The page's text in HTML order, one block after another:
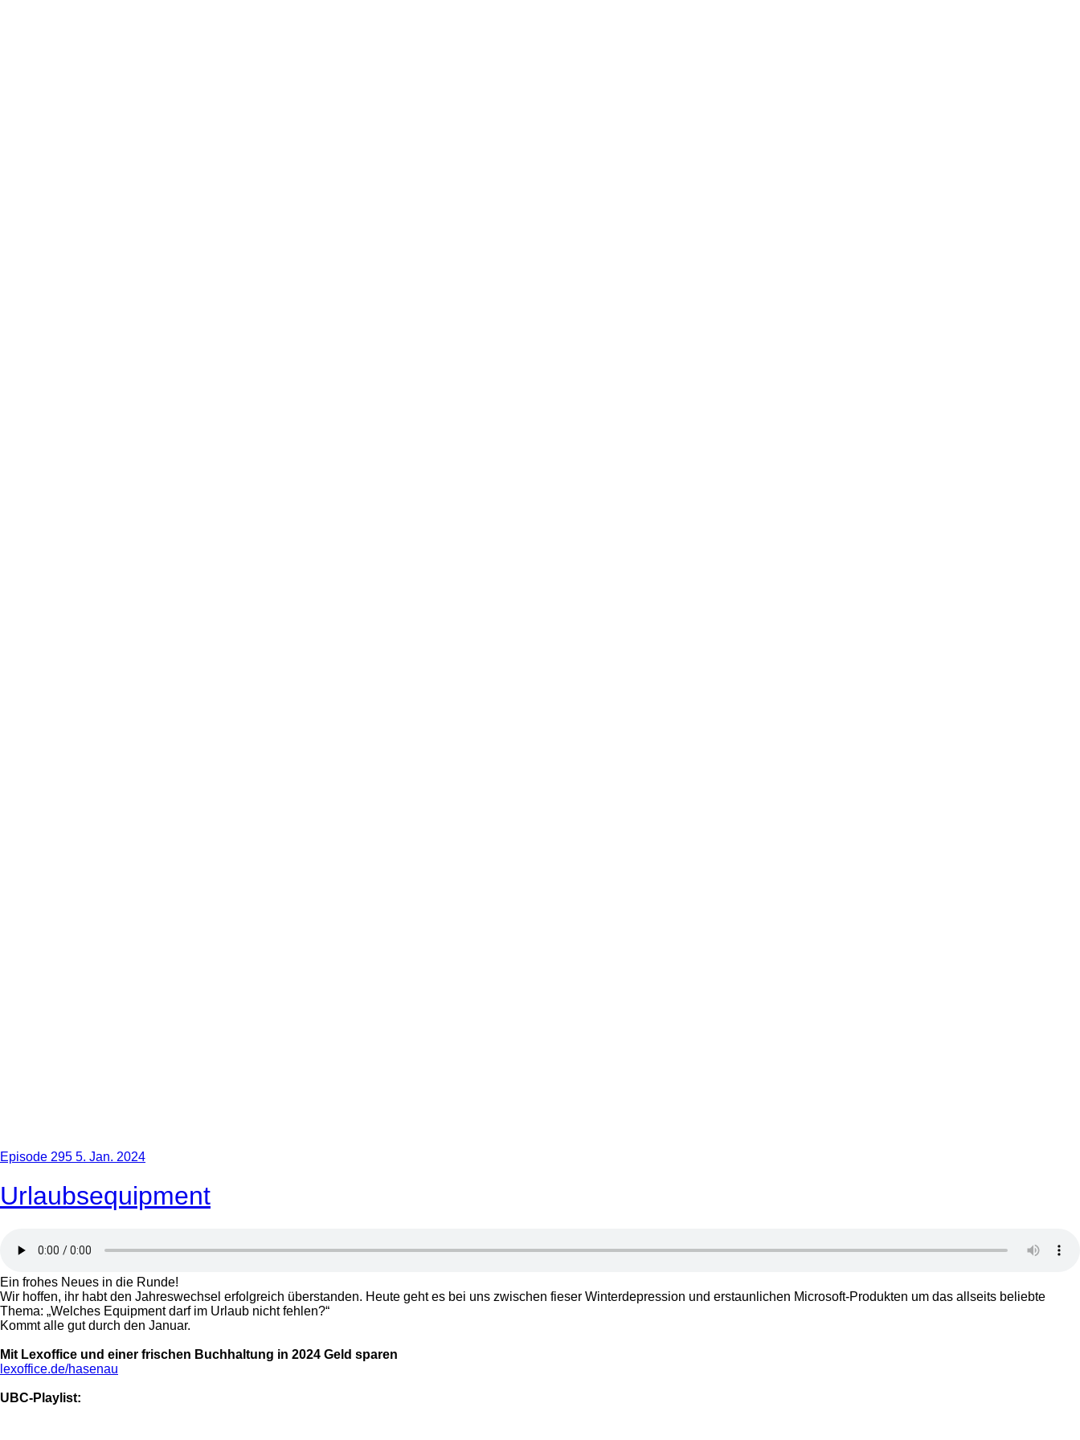
Episode 295 5. Jan. 2024
Urlaubsequipment
Ein frohes Neues in die Runde!
Wir hoffen, ihr habt den Jahreswechsel erfolgreich überstanden. Heute geht es bei uns zwischen fieser Winterdepression und erstaunlichen Microsoft-Produkten um das allseits beliebte
Thema: „Welches Equipment darf im Urlaub nicht fehlen?“
Kommt alle gut durch den Januar.
Mit Lexoffice und einer frischen Buchhaltung in 2024 Geld sparen
lexoffice.de/hasenau
UBC-Playlist: